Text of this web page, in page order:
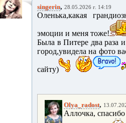
singerin, 28.05.2026 г. 14:19
Оленька,какая
эмоции и меня тоже!
Была в Питере два раза
город,увидела на фото
сайту)
Olya_radost,
Аллочка,